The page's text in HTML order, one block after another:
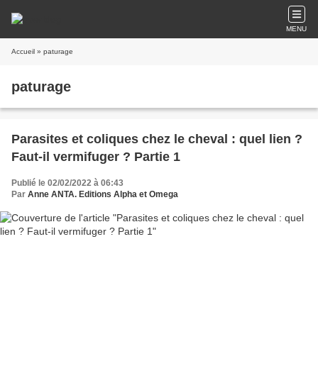
MENU
Accueil » paturage
paturage
Parasites et coliques chez le cheval : quel lien ?
Faut-il vermifuger ? Partie 1
Publié le 02/02/2022 à 06:43
Par Anne ANTA. Editions Alpha et Omega